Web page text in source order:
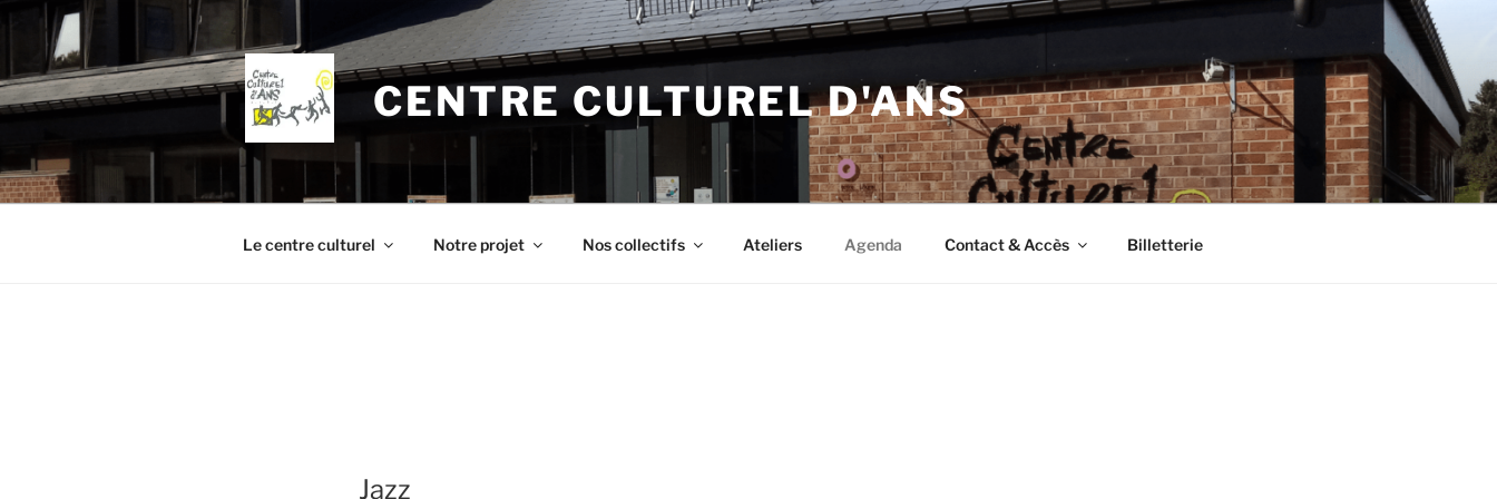
contenu
principal
CENTRE CULTUREL D'ANS
Le centre culturel Notre projet Nos collectifs Ateliers Agenda Contact & Accès Billetterie
Jazz